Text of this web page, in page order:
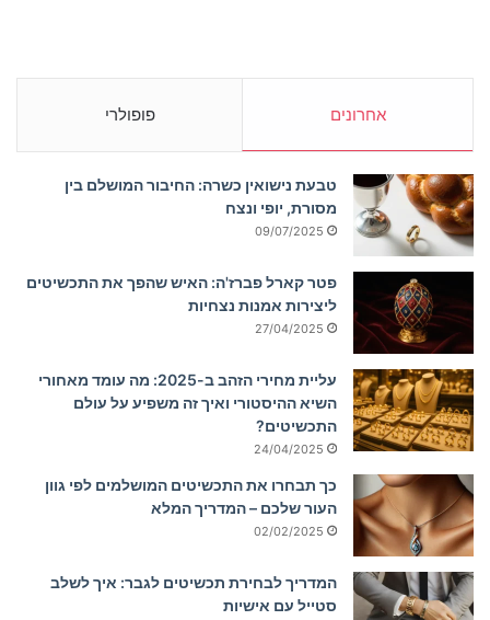
אחרונים פופולרי
טבעת נישואין כשרה: החיבור המושלם בין
מסורת, יופי ונצח
09/07/2025
פטר קארל פברז'ה: האיש שהפך את התכשיטים
ליצירות אמנות נצחיות
27/04/2025
עליית מחירי הזהב ב-2025: מה עומד מאחורי
השיא ההיסטורי ואיך זה משפיע על עולם
התכשיטים?
24/04/2025
כך תבחרו את התכשיטים המושלמים לפי גוון
העור שלכם – המדריך המלא
02/02/2025
המדריך לבחירת תכשיטים לגבר: איך לשלב
סטייל עם אישיות